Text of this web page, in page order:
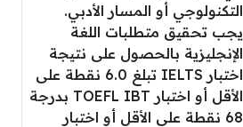
التكنولوجي أو المسار الأدبي.
يجب تحقيق متطلبات اللغة
الإنجليزية بالحصول على نتيجة
اختبار IELTS تبلغ 6.0 نقطة على
الأقل أو اختبار TOEFL IBT بدرجة
68 نقطة على الأقل أو اختبار